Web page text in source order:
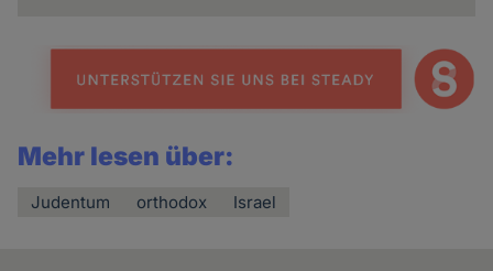
Mehr lesen über:
Judentum orthodox Israel